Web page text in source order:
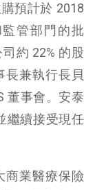
預計於 2018
管部門的批
約 22% 的股
長兼執行長貝
董事會。安泰
繼續接受現任
商業醫療保險